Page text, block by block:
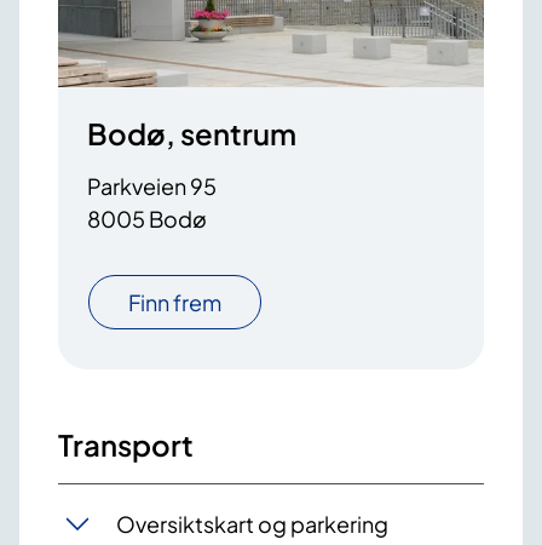
Bodø, sentrum
Parkveien 95
8005 Bodø
Finn frem
Transport
Oversiktskart og parkering